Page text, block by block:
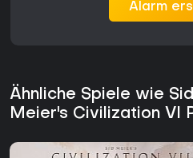
Alarm
Ähnliche Spiele wie Sid
Meier's Civilization VI